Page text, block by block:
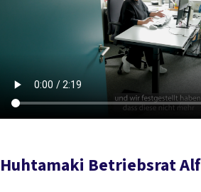
Huhtamaki Betriebsrat Alf